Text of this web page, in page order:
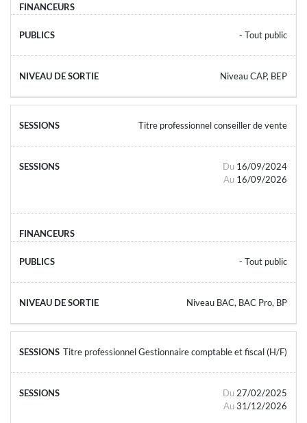
- Tout public
Niveau CAP, BEP
Titre professionnel conseiller de vente
Du 16/09/2024
Au 16/09/2026
- Tout public
Niveau BAC, BAC Pro, BP
Titre professionnel Gestionnaire comptable et fiscal (H/F)
Du 27/02/2025
Au 31/12/2026